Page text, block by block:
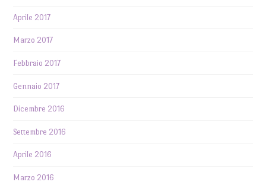
Aprile 2017
Marzo 2017
Febbraio 2017
Gennaio 2017
Dicembre 2016
Settembre 2016
Aprile 2016
Marzo 2016